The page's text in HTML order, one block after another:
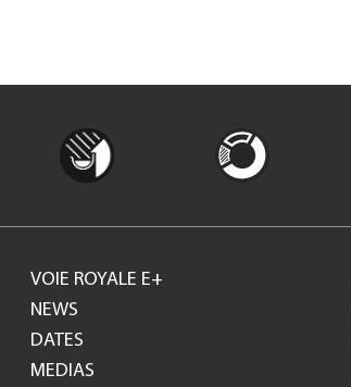
Footer
GH
VOIE ROYALE E+
NEWS
DATES
MEDIAS